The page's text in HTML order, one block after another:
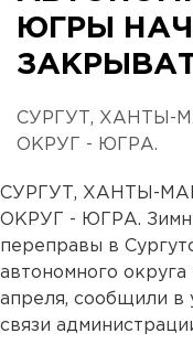
ЮГРЫ
СУРГУТ, ХАНТЫ-
ОКРУГ - ЮГРА.
СУРГУТ, ХАНТЫ-
ОКРУГ - ЮГРА.
переправы в
автономного
апреля, сообщили в
связи